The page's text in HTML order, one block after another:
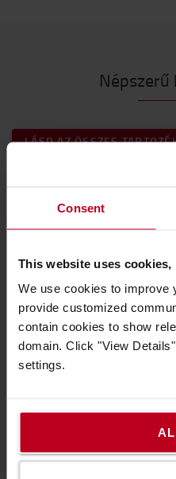
Consent
This website uses
We use cookies to improve
provide customized
contain cookies to show
domain. Click "View
settings.
LÁSD AZ ÖSSZES
Legyen biztonságban